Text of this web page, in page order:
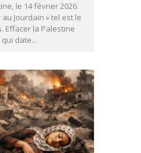
le 14 février 2026.
Jourdain » tel est le
Effacer la Palestine
date...